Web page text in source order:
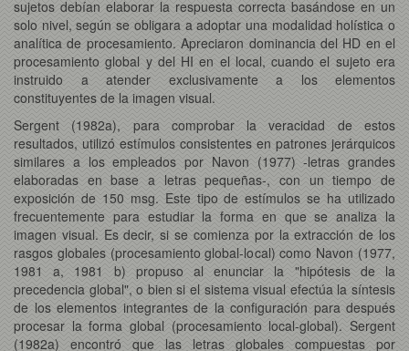
sujetos debían elaborar la respuesta correcta basándose en un
solo nivel, según se obligara a adoptar una modalidad holística o
analítica de procesamiento. Apreciaron dominancia del HD en el
procesamiento global y del HI en el local, cuando el sujeto era
instruido a atender exclusivamente a los elementos
constituyentes de la imagen visual.
Sergent (1982a), para comprobar la veracidad de estos
resultados, utilizó estímulos consistentes en patrones jerárquicos
similares a los empleados por Navon (1977) -letras grandes
elaboradas en base a letras pequeñas-, con un tiempo de
exposición de 150 msg. Este tipo de estímulos se ha utilizado
frecuentemente para estudiar la forma en que se analiza la
imagen visual. Es decir, si se comienza por la extracción de los
rasgos globales (procesamiento global-local) como Navon (1977,
1981 a, 1981 b) propuso al enunciar la "hipótesis de la
precedencia global", o bien si el sistema visual efectúa la síntesis
de los elementos integrantes de la configuración para después
procesar la forma global (procesamiento local-global). Sergent
(1982a) encontró que las letras globales compuestas por